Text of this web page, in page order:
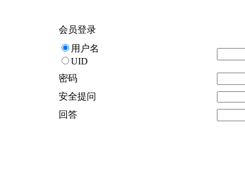
会员登录
用户名
UID
密码
安全提问
回答